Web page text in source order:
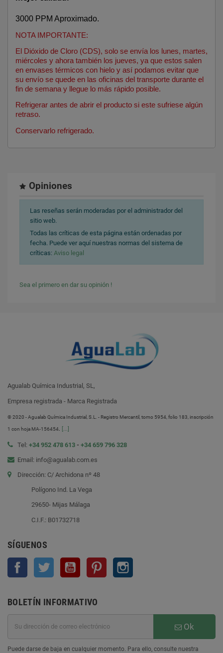
3000 PPM Aproximado.
NOTA IMPORTANTE:
El Dióxido de Cloro (CDS), solo se envía los lunes, martes,
miércoles y ahora también los jueves, ya que estos salen
en envases térmicos con hielo y así podamos evitar que
su envío se quede en las oficinas del transporte durante el
fin de semana y llegue lo más rápido posible.
Refrigerar antes de abrir el producto si este sufriese algún
retraso.
Conservarlo refrigerado.
Opiniones
Las reseñas serán moderadas por el administrador del
sitio web.
Todas las críticas de esta página están ordenadas por
fecha. Puede ver aquí nuestras normas del sistema de
críticas: Aviso legal
Sea el primero en dar su opinión !
Agualab Química Industrial, SL,
Empresa registrada - Marca Registrada
® 2020 - Agualab Química Industrial, S.L. - Registro Mercantil, tomo 5954, folio 183, inscripción
1 con hoja MA-156454. [...]
Tel: +34 952 478 613 - +34 659 796 328
Email: info@agualab.com.es
Dirección: C/ Archidona nº 48
Polígono Ind. La Vega
29650- Mijas Málaga
C.I.F.: B01732718
SÍGUENOS
Facebook Twitter YouTube Pinterest
BOLETÍN INFORMATIVO
Ok
Puede darse de baja en cualquier momento. Para ello, consulte nuestra